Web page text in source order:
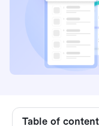
Table of